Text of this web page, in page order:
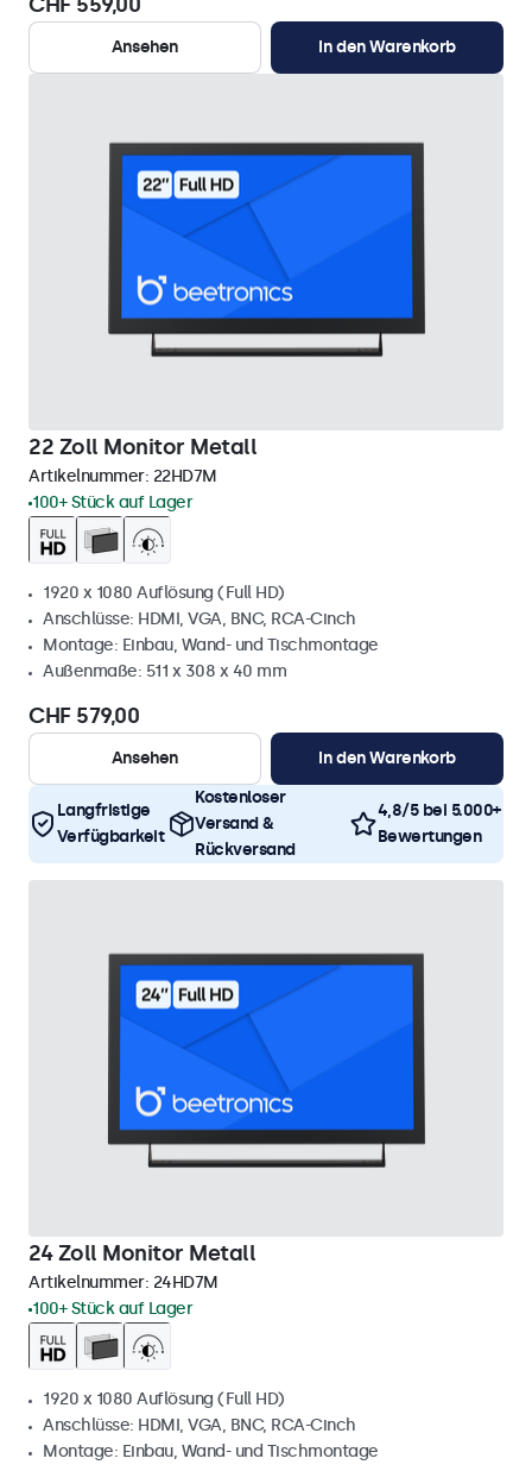
Ansehen In den Warenkorb
22 Zoll Monitor Metall
Artikelnummer: 22HD7M
100+ Stück auf Lager
1920 x 1080 Auflösung (Full HD)
Anschlüsse: HDMI, VGA, BNC, RCA-Cinch
Montage: Einbau, Wand- und Tischmontage
Außenmaße: 511 x 308 x 40 mm
CHF 579,00
Ansehen In den Warenkorb
Langfristige
Verfügbarkeit
Kostenloser
Versand &
Rückversand
4,8/5 bei 5.000+
Bewertungen
24 Zoll Monitor Metall
Artikelnummer: 24HD7M
100+ Stück auf Lager
1920 x 1080 Auflösung (Full HD)
Anschlüsse: HDMI, VGA, BNC, RCA-Cinch
Montage: Einbau, Wand- und Tischmontage